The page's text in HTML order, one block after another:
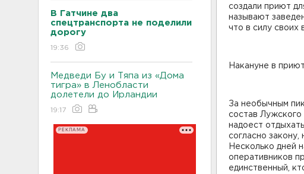
В Гатчине два
спецтранспорта не поделили
дорогу
19:36
Медведи Бу и Тяпа из «Дома
тигра» в Ленобласти
долетели до Ирландии
19:17
РЕКЛАМА
создали приют
называют
что в силу своих
Накануне в
За необычным
состав
надоест
согласно закону,
Несколько дней
оперативников
единственный,